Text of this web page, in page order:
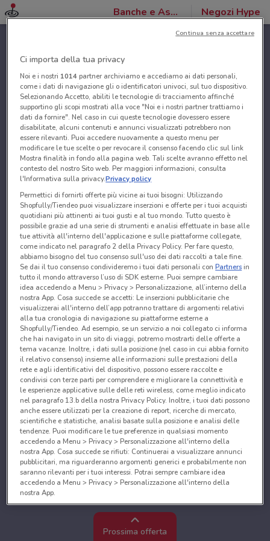
Banche e Assicurazioni Negozi Hype
Prossima offerta
Ci importa della tua privacy
Noi e i nostri 1014partner archiviamo e accediamo ai dati personali,
come i dati di navigazione gli o identificatori univoci, sul tuo dispositivo.
Selezionando Accetto, abiliti le tecnologie di tracciamento affinché
supportino gli scopi mostrati alla voce "Noi e i nostri partner trattiamo i
dati da fornire". Nel caso in cui queste tecnologie dovessero essere
disabilitate, alcuni contenuti e annunci visualizzati potrebbero non
essere rilevanti. Puoi accedere nuovamente a questo menu per
modificare le tue scelte o per revocare il consenso facendo clic sul link
Mostra finalità in fondo alla pagina web. Tali scelte avranno effetto nel
contesto del nostro Sito web. Per maggiori informazioni, consulta
l'Informativa sulla privacy.Privacy policy
Permettici di fornirti offerte più vicine ai tuoi bisogni: Utilizzando
Shopfully/Tiendeo puoi visualizzare inserzioni e offerte per i tuoi acquisti
quotidiani più attinenti ai tuoi gusti e al tuo mondo. Tutto questo è
possibile grazie ad una serie di strumenti e analisi effettuate in base alle
tue attività all'interno dell'applicazione e sulle piattaforme collegate,
come indicato nel paragrafo 2 della Privacy Policy. Per fare questo,
abbiamo bisogno del tuo consenso sull'uso dei dati raccolti a tale fine.
Se dai il tuo consenso condivideremo i tuoi dati personali conPartnersin
tutto il mondo attraverso l’uso di SDK esterne. Puoi sempre cambiare
idea accedendo a Menu > Privacy > Personalizzazione, all’interno della
nostra App. Cosa succede se accetti: Le inserzioni pubblicitarie che
visualizzerai all'interno dell’app potranno trattare di argomenti relativi
alla tua cronologia di navigazione su piattaforme esterne a
Shopfully/Tiendeo. Ad esempio, se un servizio a noi collegato ci informa
che hai navigato in un sito di viaggi, potremo mostrarti delle offerte a
tema vacanze. Inoltre, i dati sulla posizione (nel caso in cui abbia fornito
il relativo consenso) insieme alle informazioni sulle prestazioni della
rete e agli identificativi del dispositivo, possono essere raccolte e
condivisi con terze parti per comprendere e migliorare la connettività e
le esperienze applicative sulle delle reti wireless, come meglio indicato
nel paragrafo 13.b della nostra Privacy Policy. Inoltre, i tuoi dati possono
anche essere utilizzati per la creazione di report, ricerche di mercato,
scientifiche e statistiche, analisi basate sulla posizione e analisi delle
tendenze. Puoi modificare le tue preferenze in qualsiasi momento
accedendo a Menu > Privacy > Personalizzazione all'interno della
nostra App. Cosa succede se rifiuti: Continuerai a visualizzare annunci
pubblicitari, ma riguarderanno argomenti generici e probabilmente non
saranno rilevanti per i tuoi interessi. Potrai sempre cambiare idea
accedendo a Menu > Privacy > Personalizzazione all'interno della
nostra App.
Noi e i nostri partner trattiamo i dati per fornire:
Utilizzare dati di geolocalizzazione precisi. Scansione attiva delle
caratteristiche del dispositivo ai fini dell’identificazione. Archiviare
Continua senza accettare